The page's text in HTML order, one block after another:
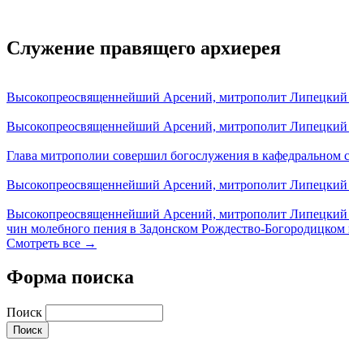
Служение правящего архиерея
Высокопреосвященнейший Арсений, митрополит Липецкий
Высокопреосвященнейший Арсений, митрополит Липецкий
Глава митрополии совершил богослужения в кафедральном
Высокопреосвященнейший Арсений, митрополит Липецкий
Высокопреосвященнейший Арсений, митрополит
чин молебного пения в Задонском Рождество-
Смотреть все →
Форма поиска
Поиск